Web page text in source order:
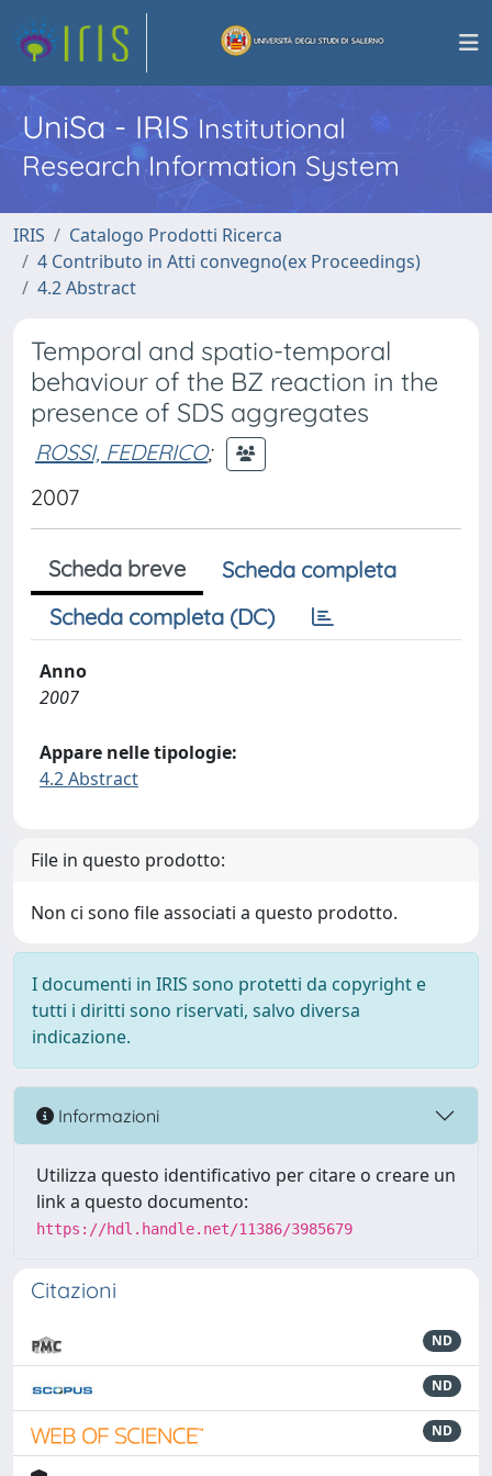
UniSa - IRISInstitutional
Research Information System
IRIS
Catalogo Prodotti Ricerca
4 Contributo in Atti convegno(ex Proceedings)
4.2 Abstract
Temporal and spatio-temporal
behaviour of the BZ reaction in the
presence of SDS aggregates
ROSSI, FEDERICO;
2007
Scheda breve
Scheda completa
Scheda completa (DC)
Anno
2007
Appare nelle tipologie:
4.2 Abstract
File in questo prodotto:
Non ci sono file associati a questo prodotto.
I documenti in IRIS sono protetti da copyright e
tutti i diritti sono riservati, salvo diversa
indicazione.
Informazioni
Utilizza questo identificativo per citare o creare un
link a questo documento:
https://hdl.handle.net/11386/3985679
Citazioni
ND
ND
ND